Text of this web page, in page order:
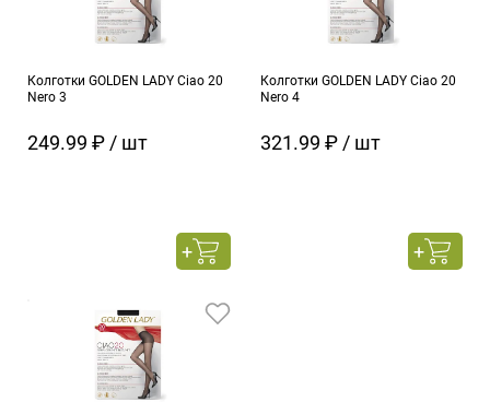
Колготки GOLDEN LADY Ciao 20
Nero 3
249.99 ₽ / шт
Колготки GOLDEN LADY Ciao 20
Nero 4
321.99 ₽ / шт